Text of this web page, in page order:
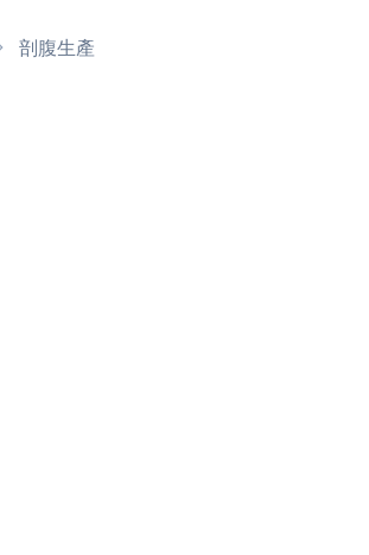
剖腹生產